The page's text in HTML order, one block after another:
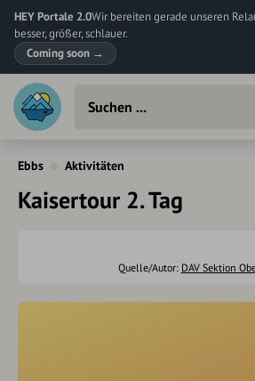
HEY Portale 2.0Wir bereiten gerade unseren
besser, größer, schlauer.
Coming soon →
Ebbs Aktivitäten
Kaisertour 2. Tag
Quelle/Autor: DAV Sektion